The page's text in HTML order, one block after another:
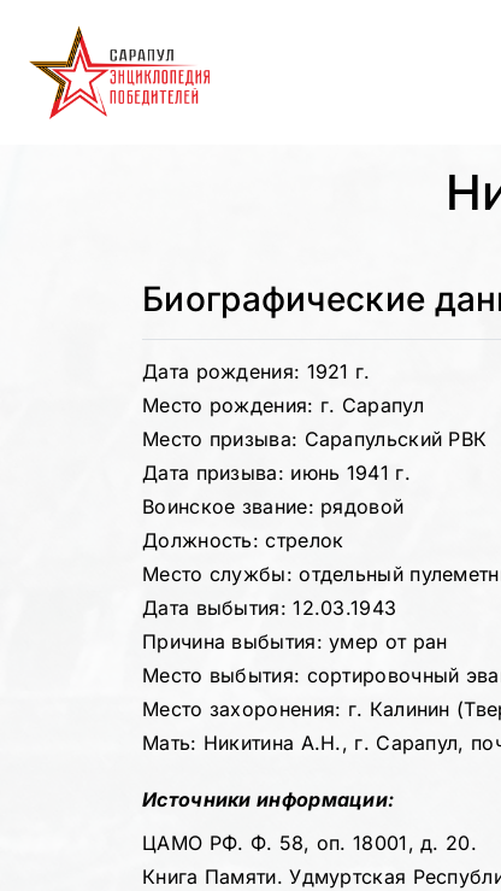
Биографические
Дата рождения: 1921 г.
Место рождения: г. Сарапул
Место призыва: Сарапульский РВК
Дата призыва: июнь 1941 г.
Воинское звание: рядовой
Должность: стрелок
Место службы: отдельный
Дата выбытия: 12.03.1943
Причина выбытия: умер от ран
Место выбытия: сортировочный
Место захоронения: г. Калинин
Мать: Никитина А.Н., г. Сарапул,
Источники информации:
ЦАМО РФ. Ф. 58, оп. 18001, д. 20.
Книга Памяти. Удмуртская